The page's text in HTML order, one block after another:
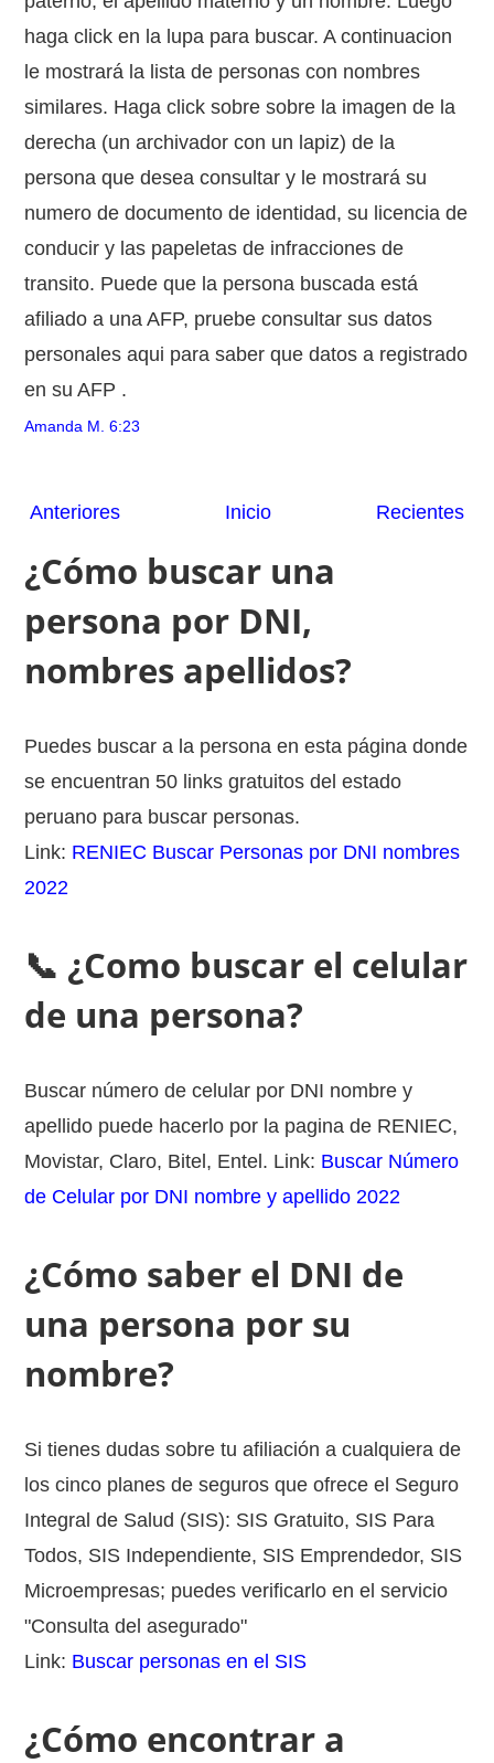
haga click en la lupa para buscar. A continuacion
le mostrará la lista de personas con nombres
similares. Haga click sobre sobre la imagen de la
derecha (un archivador con un lapiz) de la
persona que desea consultar y le mostrará su
numero de documento de identidad, su licencia de
conducir y las papeletas de infracciones de
transito. Puede que la persona buscada está
afiliado a una AFP, pruebe consultar sus datos
personales aqui para saber que datos a registrado
en su AFP .
Amanda M. 6:23
Recientes
Anteriores Inicio
¿Cómo buscar una
persona por DNI,
nombres apellidos?
Puedes buscar a la persona en esta página donde
se encuentran 50 links gratuitos del estado
peruano para buscar personas.
Link: RENIEC Buscar Personas por DNI nombres
2022
📞 ¿Como buscar el celular
de una persona?
Buscar número de celular por DNI nombre y
apellido puede hacerlo por la pagina de RENIEC,
Movistar, Claro, Bitel, Entel. Link: Buscar Número
de Celular por DNI nombre y apellido 2022
¿Cómo saber el DNI de
una persona por su
nombre?
Si tienes dudas sobre tu afiliación a cualquiera de
los cinco planes de seguros que ofrece el Seguro
Integral de Salud (SIS): SIS Gratuito, SIS Para
Todos, SIS Independiente, SIS Emprendedor, SIS
Microempresas; puedes verificarlo en el servicio
"Consulta del asegurado"
Link: Buscar personas en el SIS
¿Cómo encontrar a